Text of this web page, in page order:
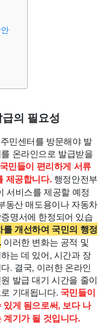
의 필요성
민센터를 방문해야 발
온라인으로 발급받을
민들이 편리하게 서류
제공합니다. 행정안전부
서비스를 제공할 예정
동산 매도용이나 자동차
명서에 한정되어 있습
개선하여 국민의 행정
이러한 변화는 공적 및
는 데 있어, 시간과 장
. 결국, 이러한 온라인
발급 대기 시간을 줄이
기대됩니다. 국민들이
게 됨으로써, 보다 나
기가 될 것입니다.